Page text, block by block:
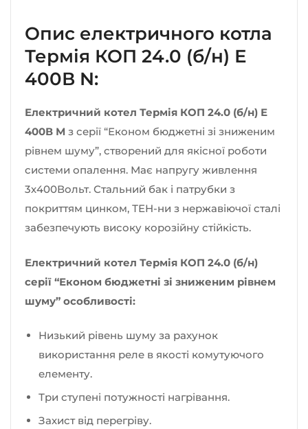
Опис електричного котла
Термія КОП 24.0 (б/н) Е
400В N:
Електричний котел Термія КОП 24.0 (б/н) Е
400В М з серії “Економ бюджетні зі зниженим
рівнем шуму”, створений для якісної роботи
системи опалення. Має напругу живлення
3х400Вольт. Стальний бак і патрубки з
покриттям цинком, ТЕН-ни з нержавіючої сталі
забезпечують високу корозійну стійкість.
Електричний котел Термія КОП 24.0 (б/н)
серії “Економ бюджетні зі зниженим рівнем
шуму” особливості:
Низький рівень шуму за рахунок
використання реле в якості комутуючого
елементу.
Три ступені потужності нагрівання.
Захист від перегріву.